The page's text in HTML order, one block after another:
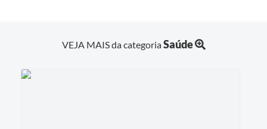
VEJA MAIS da categoriaSaúde